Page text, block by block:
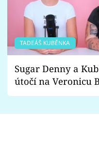
TADEÁŠ KUBĚNKA
Sugar Denny a
útočí na Veronicu
Proč je podle nich